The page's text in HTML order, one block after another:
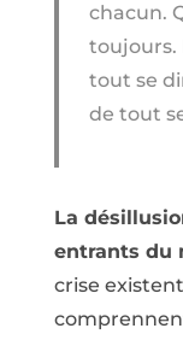
chacun.
toujours.
tout se
de tout
La
entrants du
crise